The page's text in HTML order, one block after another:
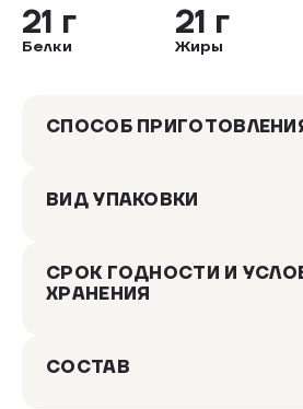
21 г
Белки
21 г
Жиры
СПОСОБ
ВИД УПАКОВКИ
СРОК ГОДНОСТИ И
ХРАНЕНИЯ
СОСТАВ